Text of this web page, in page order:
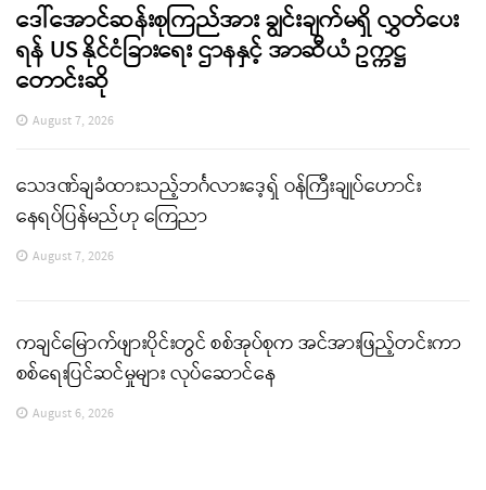
ဒေါ်အောင်ဆန်းစုကြည်အား ချွင်းချက်မရှိ လွှတ်ပေး
ရန် US နိုင်ငံခြားရေး ဌာနနှင့် အာဆီယံ ဥက္ကဋ္ဌ
တောင်းဆို
August 7, 2026
သေဒဏ်ချခံထားသည့်ဘင်္ဂလားဒေ့ရှ် ဝန်ကြီးချုပ်ဟောင်း
နေရပ်ပြန်မည်ဟု ကြေညာ
August 7, 2026
ကချင်မြောက်ဖျားပိုင်းတွင် စစ်အုပ်စုက အင်အားဖြည့်တင်းကာ
စစ်ရေးပြင်ဆင်မှုများ လုပ်ဆောင်နေ
August 6, 2026